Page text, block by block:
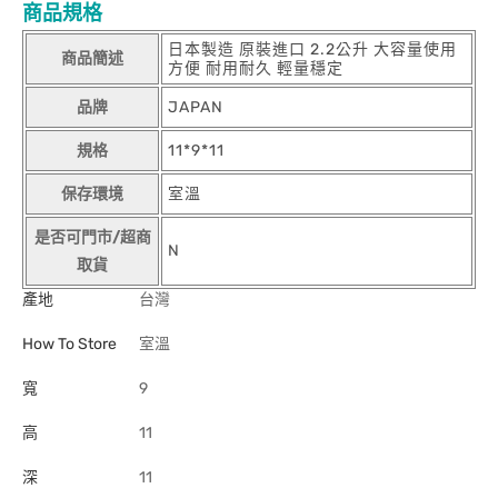
商品規格
商品簡述
日本製造 原裝進口 2.2公升 大容量使用
方便 耐用耐久 輕量穩定
品牌 JAPAN
規格 11*9*11
保存環境 室溫
是否可門市/超商
取貨
N
產地 台灣
How To Store 室溫
寬 9
高 11
深 11